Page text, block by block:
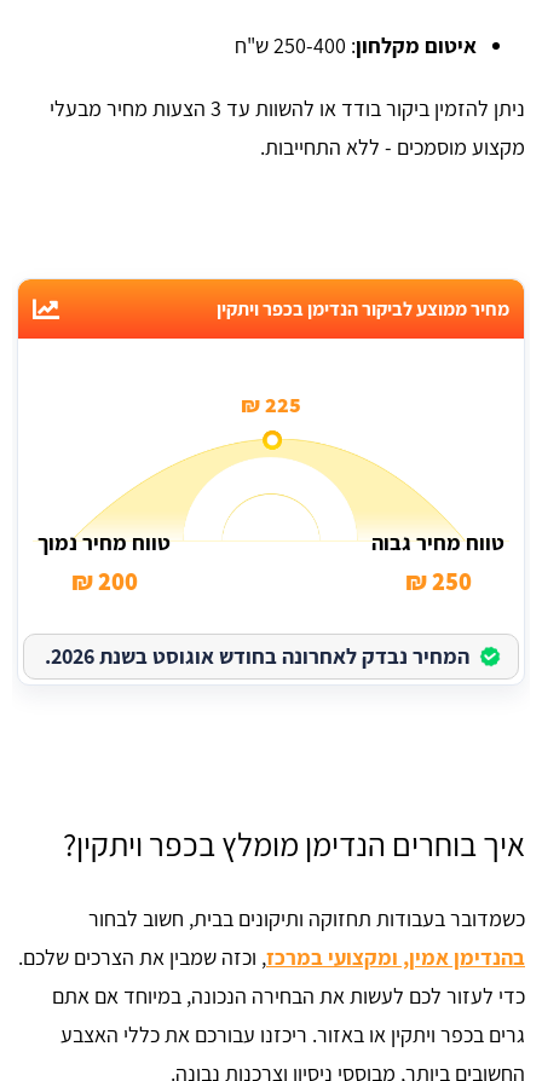
איטום מקלחון: 250-400 ש"ח
ניתן להזמין ביקור בודד או להשוות עד 3 הצעות מחיר מבעלי
מקצוע מוסמכים - ללא התחייבות.
מחיר ממוצע לביקור הנדימן בכפר ויתקין
225 ₪
טווח מחיר גבוה
250 ₪
טווח מחיר נמוך
200 ₪
המחיר נבדק לאחרונה בחודש אוגוסט בשנת 2026.
איך בוחרים הנדימן מומלץ בכפר ויתקין?
כשמדובר בעבודות תחזוקה ותיקונים בבית, חשוב לבחור
בהנדימן אמין, ומקצועי במרכז, וכזה שמבין את הצרכים שלכם.
כדי לעזור לכם לעשות את הבחירה הנכונה, במיוחד אם אתם
גרים בכפר ויתקין או באזור. ריכזנו עבורכם את כללי האצבע
החשובים ביותר, מבוססי ניסיון וצרכנות נבונה.